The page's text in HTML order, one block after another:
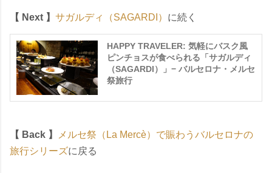
【 Next 】 サガルディ（SAGARDI） に続く
HAPPY TRAVELER: 気軽にバスク風
ピンチョスが食べられる「サガルディ
（SAGARDI）」− バルセロナ・メルセ
祭旅行
【 Back 】
メルセ祭（La Mercè）で賑わうバルセロナの
旅行シリーズに戻る